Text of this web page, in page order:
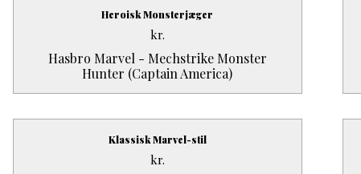
Heroisk Monsterjæger
Hasbro Marvel - Mechstrike Monster
Hunter (Captain America)
kr.
Klassisk Marvel-stil
kr.